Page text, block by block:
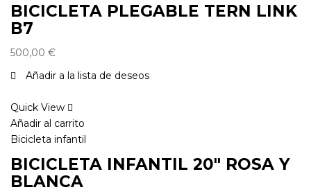
BICICLETA PLEGABLE TERN LINK
B7
500,00 €
Añadir a la lista de deseos
Quick View
Añadir al carrito
Bicicleta infantil
BICICLETA INFANTIL 20″ ROSA Y
BLANCA